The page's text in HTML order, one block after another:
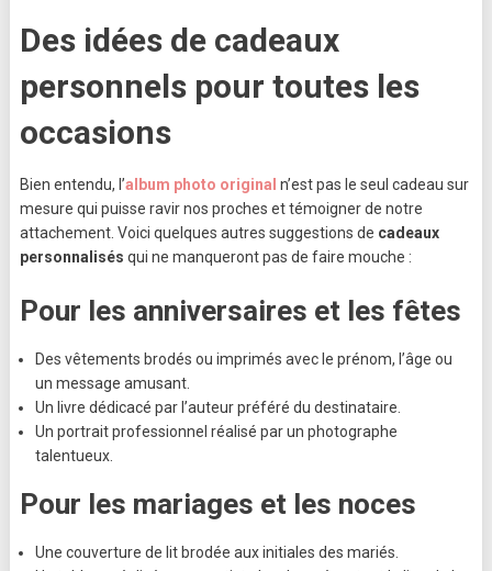
Des idées de cadeaux
personnels pour toutes les
occasions
Bien entendu, l’album photo original n’est pas le seul cadeau sur
mesure qui puisse ravir nos proches et témoigner de notre
attachement. Voici quelques autres suggestions de cadeaux
personnalisés qui ne manqueront pas de faire mouche :
Pour les anniversaires et les fêtes
Des vêtements brodés ou imprimés avec le prénom, l’âge ou
un message amusant.
Un livre dédicacé par l’auteur préféré du destinataire.
Un portrait professionnel réalisé par un photographe
talentueux.
Pour les mariages et les noces
Une couverture de lit brodée aux initiales des mariés.